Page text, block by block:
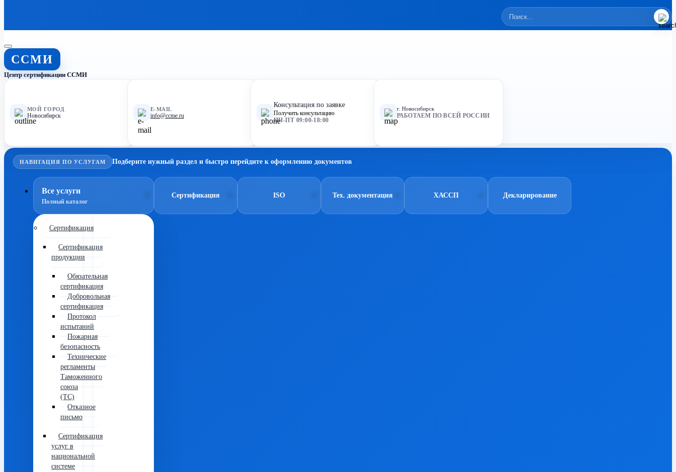
ССМИ
Центр сертификации ССМИ
МОЙ ГОРОД
Новосибирск
E-MAIL
info@ccme.ru
Консультация по заявке
Получить консультацию
ПН-ПТ 09:00-18:00
г. Новосибирск
РАБОТАЕМ ПО ВСЕЙ РОССИИ
НАВИГАЦИЯ ПО УСЛУГАМ Подберите нужный раздел и быстро перейдите к оформлению документов
Все услуги
Полный каталог
Сертификация
Сертификация
продукции
Обязательная
сертификация
Добровольная
сертификация
Протокол
испытаний
Пожарная
безопасность
Технические
регламенты
Таможенного
союза
(ТС)
Отказное
письмо
Сертификация
услуг в
национальной
системе
Сертификация ISO Тех. документация ХАССП Декларирование